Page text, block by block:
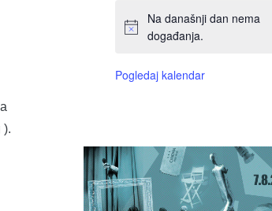
).
Na današnji dan nema
događanja.
Pogledaj kalendar